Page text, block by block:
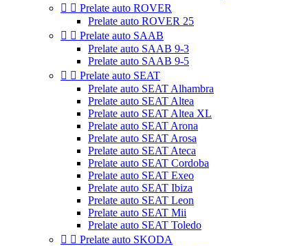
  Prelate auto ROVER
Prelate auto ROVER 25
  Prelate auto SAAB
Prelate auto SAAB 9-3
Prelate auto SAAB 9-5
  Prelate auto SEAT
Prelate auto SEAT Alhambra
Prelate auto SEAT Altea
Prelate auto SEAT Altea XL
Prelate auto SEAT Arona
Prelate auto SEAT Arosa
Prelate auto SEAT Ateca
Prelate auto SEAT Cordoba
Prelate auto SEAT Exeo
Prelate auto SEAT Ibiza
Prelate auto SEAT Leon
Prelate auto SEAT Mii
Prelate auto SEAT Toledo
  Prelate auto SKODA